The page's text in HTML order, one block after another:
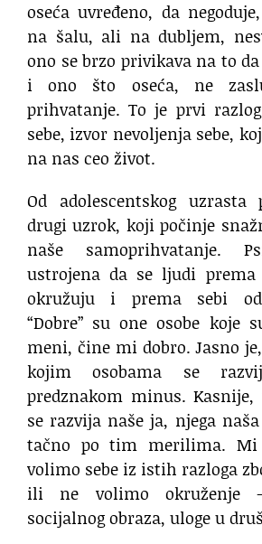
oseća uvređeno, da
na šalu, ali na dubljem,
ono se brzo privikava na to
i ono što oseća, ne
prihvatanje. To je prvi
sebe, izvor nevoljenja sebe,
na nas ceo život.
Od adolescentskog
drugi uzrok, koji počinje
naše samoprihvatanje.
ustrojena da se ljudi
okružuju i prema sebi
“Dobre” su one osobe koje
meni, čine mi dobro. Jasno
kojim osobama se
predznakom minus.
se razvija naše ja, njega
tačno po tim merilima.
volimo sebe iz istih razloga
ili ne volimo okruženje
socijalnog obraza, uloge u